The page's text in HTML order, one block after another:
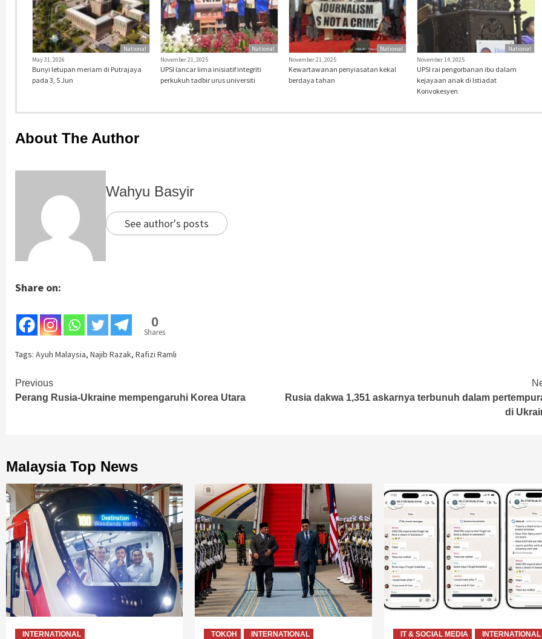
National
May 31, 2026
Bunyi letupan meriam di Putrajaya
pada 3, 5 Jun
National
November 21, 2025
UPSI lancar lima inisiatif integriti
perkukuh tadbir urus universiti
National
November 21, 2025
Kewartawanan penyiasatan kekal
berdaya tahan
National
November 14, 2025
UPSI rai pengorbanan ibu dalam
kejayaan anak di Istiadat
Konvokesyen
About The Author
Wahyu Basyir
See author's posts
Share on:
0
Shares
Tags: Ayuh Malaysia, Najib Razak, Rafizi Ramli
Continue
Reading
Previous
Perang Rusia-Ukraine mempengaruhi Korea Utara
Rusia dakwa 1,351 askarnya terbunuh dalam
di
Malaysia Top News
INTERNATIONAL TOKOH INTERNATIONAL IT & SOCIAL MEDIA INTERNATIONAL